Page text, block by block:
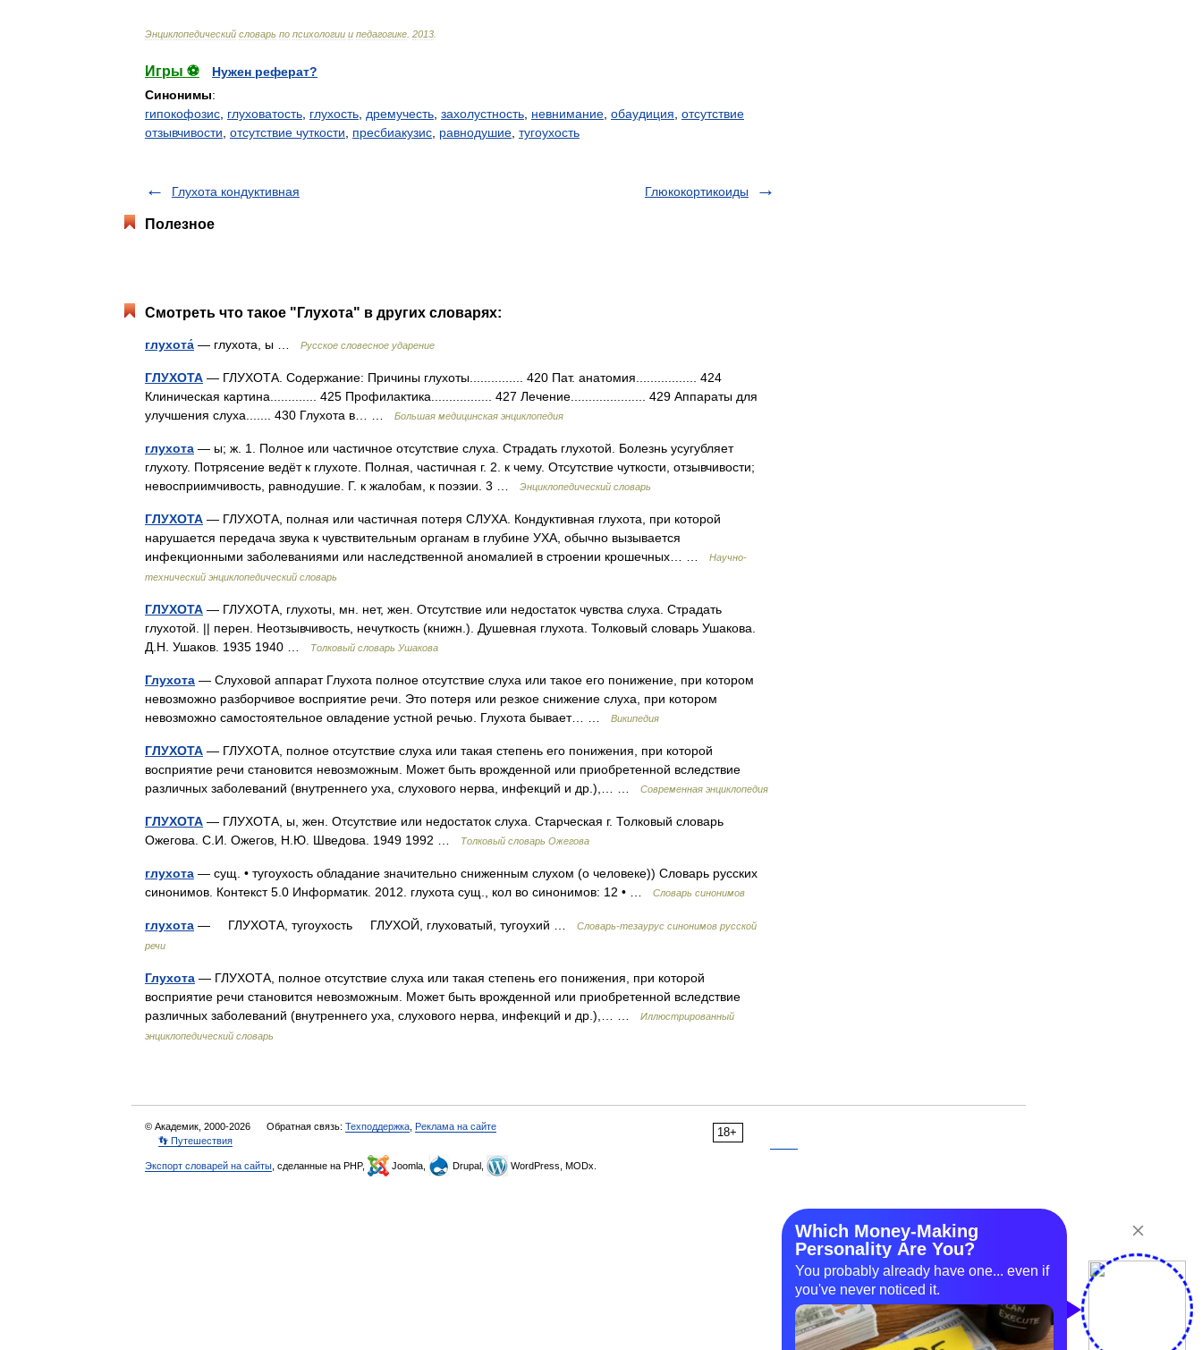
Энциклопедический словарь по психологии и педагогике 2013
Игры ⚽
Нужен реферат?
Синонимы:
гипокофозис глуховатость глухость дремучесть захолустность невнимание обаудиция отсутствие
отзывчивости отсутствие чуткости пресбиакузис равнодушие тугоухость
Глухота кондуктивная Глюкокортикоиды
Полезное
Смотреть что такое "Глухота" в других словарях:
глухота́ — глухота, ы … Русское словесное ударение
ГЛУХОТА — ГЛУХОТА. Содержание: Причины глухоты............... 420 Пат. анатомия................. 424
Клиническая картина............. 425 Профилактика................. 427 Лечение..................... 429 Аппараты для
улучшения слуха....... 430 Глухота в… …
Большая медицинская энциклопедия
глухота — ы; ж. 1. Полное или частичное отсутствие слуха. Страдать глухотой. Болезнь усугубляет
глухоту. Потрясение ведёт к глухоте. Полная, частичная г. 2. к чему. Отсутствие чуткости, отзывчивости;
невосприимчивость, равнодушие. Г. к жалобам, к поэзии. 3 …
Энциклопедический словарь
ГЛУХОТА — ГЛУХОТА, полная или частичная потеря СЛУХА. Кондуктивная глухота, при которой
нарушается передача звука к чувствительным органам в глубине УХА, обычно вызывается
инфекционными заболеваниями или наследственной аномалией в строении крошечных… …
Научно-
технический энциклопедический словарь
ГЛУХОТА — ГЛУХОТА, глухоты, мн. нет, жен. Отсутствие или недостаток чувства слуха. Страдать
глухотой. || перен. Неотзывчивость, нечуткость (книжн.). Душевная глухота. Толковый словарь Ушакова.
Д.Н. Ушаков. 1935 1940 …
Толковый словарь Ушакова
Глухота — Слуховой аппарат Глухота полное отсутствие слуха или такое его понижение, при котором
невозможно разборчивое восприятие речи. Это потеря или резкое снижение слуха, при котором
невозможно самостоятельное овладение устной речью. Глухота бывает… …
Википедия
ГЛУХОТА — ГЛУХОТА, полное отсутствие слуха или такая степень его понижения, при которой
восприятие речи становится невозможным. Может быть врожденной или приобретенной вследствие
различных заболеваний (внутреннего уха, слухового нерва, инфекций и др.),… …
Современная энциклопедия
ГЛУХОТА — ГЛУХОТА, ы, жен. Отсутствие или недостаток слуха. Старческая г. Толковый словарь
Ожегова. С.И. Ожегов, Н.Ю. Шведова. 1949 1992 …
Толковый словарь Ожегова
глухота — сущ. • тугоухость обладание значительно сниженным слухом (о человеке)) Словарь русских
синонимов. Контекст 5.0 Информатик. 2012. глухота сущ., кол во синонимов: 12 • …
Словарь синонимов
глухота — ГЛУХОТА, тугоухость ГЛУХОЙ, глуховатый, тугоухий …
Словарь-тезаурус синонимов русской
речи
Глухота — ГЛУХОТА, полное отсутствие слуха или такая степень его понижения, при которой
восприятие речи становится невозможным. Может быть врожденной или приобретенной вследствие
различных заболеваний (внутреннего уха, слухового нерва, инфекций и др.),… …
Иллюстрированный
энциклопедический словарь
18+
© Академик, 2000-2026 Обратная связь: Техподдержка Реклама на сайте
👣 Путешествия
Экспорт словарей на сайты , сделанные на PHP, Joomla, Drupal, WordPress, MODx.